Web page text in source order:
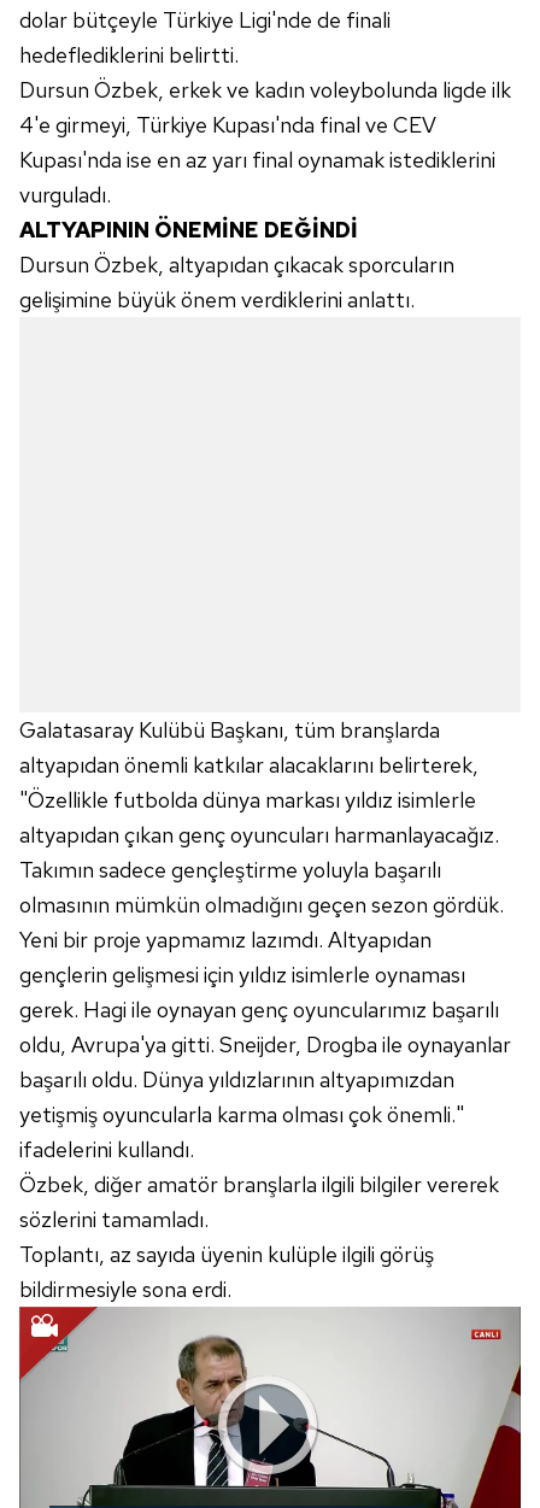
dolar bütçeyle Türkiye Ligi'nde de finali
hedeflediklerini belirtti.
Dursun Özbek, erkek ve kadın voleybolunda ligde ilk
4'e girmeyi, Türkiye Kupası'nda final ve CEV
Kupası'nda ise en az yarı final oynamak istediklerini
vurguladı.
ALTYAPININ ÖNEMİNE DEĞİNDİ
Dursun Özbek, altyapıdan çıkacak sporcuların
gelişimine büyük önem verdiklerini anlattı.
Galatasaray Kulübü Başkanı, tüm branşlarda
altyapıdan önemli katkılar alacaklarını belirterek,
"Özellikle futbolda dünya markası yıldız isimlerle
altyapıdan çıkan genç oyuncuları harmanlayacağız.
Takımın sadece gençleştirme yoluyla başarılı
olmasının mümkün olmadığını geçen sezon gördük.
Yeni bir proje yapmamız lazımdı. Altyapıdan
gençlerin gelişmesi için yıldız isimlerle oynaması
gerek. Hagi ile oynayan genç oyuncularımız başarılı
oldu, Avrupa'ya gitti. Sneijder, Drogba ile oynayanlar
başarılı oldu. Dünya yıldızlarının altyapımızdan
yetişmiş oyuncularla karma olması çok önemli."
ifadelerini kullandı.
Özbek, diğer amatör branşlarla ilgili bilgiler vererek
sözlerini tamamladı.
Toplantı, az sayıda üyenin kulüple ilgili görüş
bildirmesiyle sona erdi.